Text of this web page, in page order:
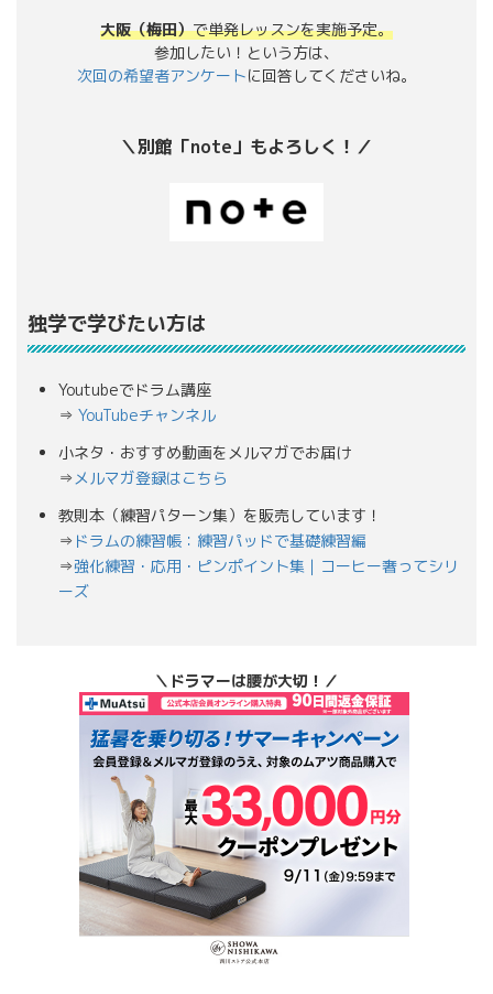
大阪（梅田）で単発レッスンを実施予定。
参加したい！という方は、
次回の希望者アンケートに回答してくださいね。
＼別館「note」もよろしく！／
独学で学びたい方は
Youtubeでドラム講座
⇒ YouTubeチャンネル
小ネタ・おすすめ動画をメルマガでお届け
⇒ メルマガ登録はこちら
教則本（練習パターン集）を販売しています！
⇒ ドラムの練習帳：練習パッドで基礎練習編
⇒強化練習・応用・ピンポイント集｜コーヒー奢ってシリ
ーズ
＼ドラマーは腰が大切！／